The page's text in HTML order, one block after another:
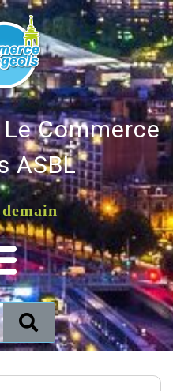
Commerce
ASBL